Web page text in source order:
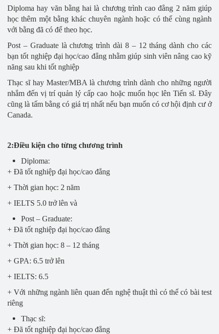
Diploma hay văn bằng hai là chương trình cao đẳng 2 năm giúp
học thêm một bằng khác chuyên ngành hoặc có thể cùng ngành
với bằng đã có để theo học.
Post – Graduate là chương trình dài 8 – 12 tháng dành cho các
bạn tốt nghiệp đại học/cao đẳng nhằm giúp sinh viên nâng cao kỹ
năng sau khi tốt nghiệp
Thạc sĩ hay Master/MBA là chương trình dành cho những người
nhắm đến vị trí quản lý cấp cao hoặc muốn học lên Tiến sĩ. Đây
cũng là tấm bằng có giá trị nhất nếu bạn muốn có cơ hội định cư ở
Canada.
2:Điều kiện cho từng chương trình
Diploma:
+ Đã tốt nghiệp đại học/cao đẳng
+ Thời gian học: 2 năm
+ IELTS 5.0 trở lên và
Post – Graduate:
+ Đã tốt nghiệp đại học/cao đẳng
+ Thời gian học: 8 – 12 tháng
+ GPA: 6.5 trở lên
+ IELTS: 6.5
+ Với những ngành liên quan đến nghệ thuật thì có thể có bài test
riêng
Thạc sĩ:
+ Đã tốt nghiệp đại học/cao đẳng